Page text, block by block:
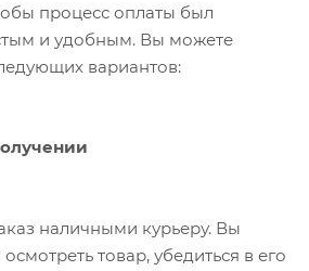
процесс оплаты был
и удобным. Вы можете
вариантов:
наличными курьеру. Вы
товар, убедиться в его